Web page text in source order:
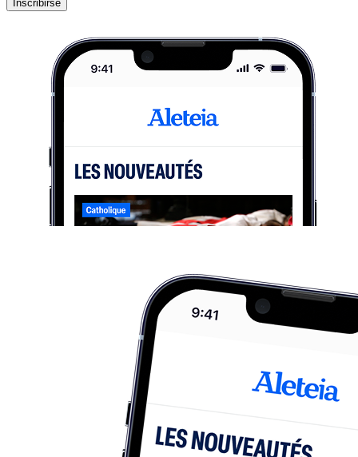
Inscribirse